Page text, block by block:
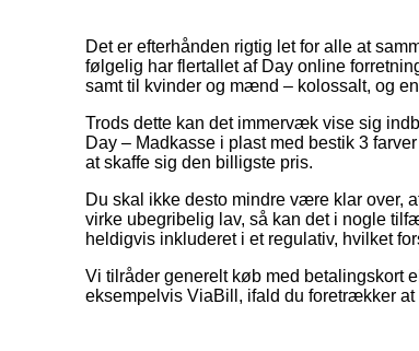
Det er efterhånden rigtig let for alle at
følgelig har flertallet af Day online
samt til kvinder og mænd – kolossalt, og
Trods dette kan det immervæk vise sig
Day – Madkasse i plast med bestik 3
at skaffe sig den billigste pris.
Du skal ikke desto mindre være klar over,
virke ubegribelig lav, så kan det i nogle
heldigvis inkluderet i et regulativ, hvilket
Vi tilråder generelt køb med betalingskort
eksempelvis ViaBill, ifald du foretrækker